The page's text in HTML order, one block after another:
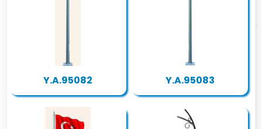
Y.A.95082 Y.A.95083